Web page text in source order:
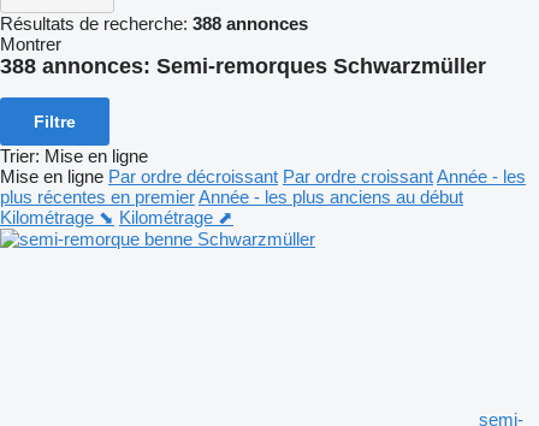
Résultats de recherche: 388 annonces
Montrer
388 annonces: Semi-remorques Schwarzmüller
Filtre
Trier: Mise en ligne
Mise en ligne Par ordre décroissant Par ordre croissantAnnée - les
plus récentes en premierAnnée - les plus anciens au début
Kilométrage ⬊ Kilométrage ⬈
semi-